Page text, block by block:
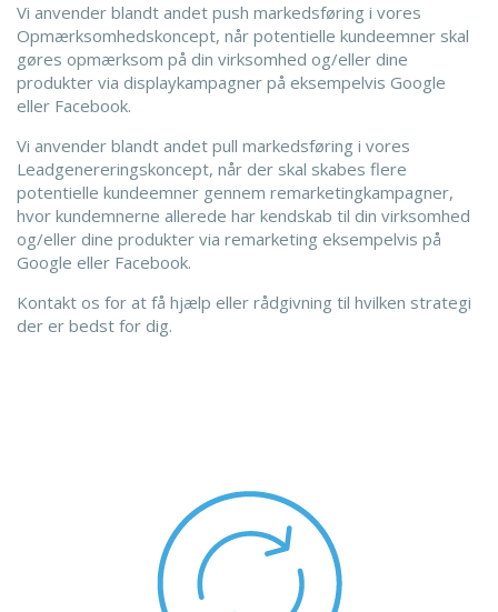
Vi anvender blandt andet push markedsføring i vores
Opmærksomhedskoncept, når potentielle kundeemner skal
gøres opmærksom på din virksomhed og/eller dine
produkter via displaykampagner på eksempelvis Google
eller Facebook.
Vi anvender blandt andet pull markedsføring i vores
Leadgenereringskoncept, når der skal skabes flere
potentielle kundeemner gennem remarketingkampagner,
hvor kundemnerne allerede har kendskab til din virksomhed
og/eller dine produkter via remarketing eksempelvis på
Google eller Facebook.
Kontakt os for at få hjælp eller rådgivning til hvilken strategi
der er bedst for dig.